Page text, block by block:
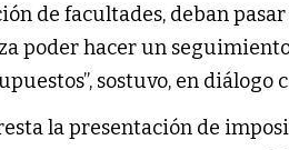
de facultades, deban
poder hacer un
sostuvo, en diálogo
la presentación de